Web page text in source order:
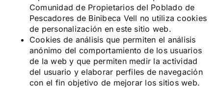
Comunidad de Propietarios del Poblado de
Pescadores de Binibeca Vell no utiliza cookies
de personalización en este sitio web.
Cookies de análisis que permiten el análisis
anónimo del comportamiento de los usuarios
de la web y que permiten medir la actividad
del usuario y elaborar perfiles de navegación
con el fin objetivo de mejorar los sitios web.